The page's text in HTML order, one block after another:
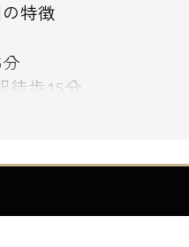
特徴
徒歩15分
ク
フォン